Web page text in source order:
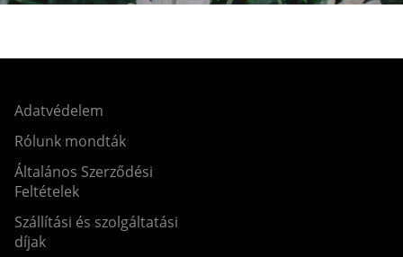
Adatvédelem
Rólunk mondták
Általános Szerződési
Feltételek
Szállítási és szolgáltatási
díjak